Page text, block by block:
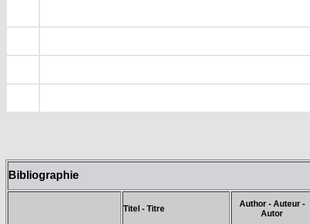
Bibliographie
Titel - Titre
Author - Auteur -
Autor